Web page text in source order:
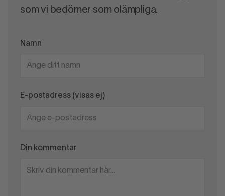
som vi bedömer som olämpliga.
Namn
E-postadress (visas ej)
Din kommentar